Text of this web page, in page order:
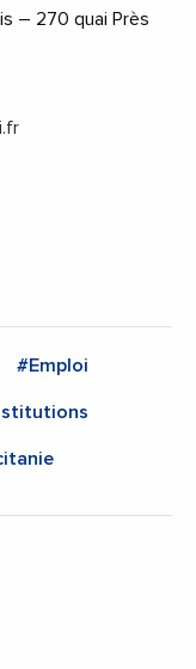
– 270 quai Près
#Emploi